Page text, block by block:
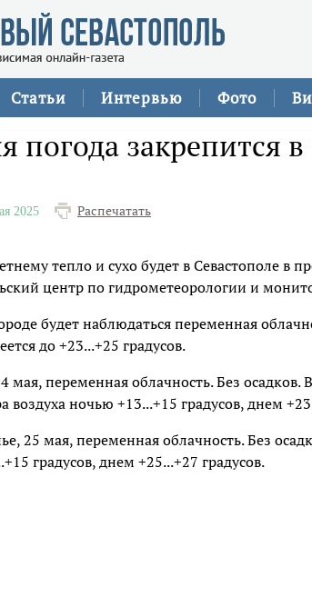
Статьи Интервью Фото
погода закрепится
2025 Распечатать
тепло и сухо будет в Севастополе в
центр по гидрометеорологии и
будет наблюдаться переменная
до +23...+25 градусов.
мая, переменная облачность. Без
воздуха ночью +13...+15 градусов, днем
25 мая, переменная облачность. Без
градусов, днем +25...+27 градусов.